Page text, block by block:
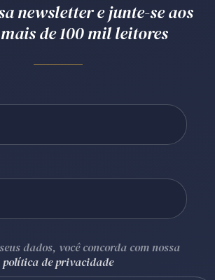
newsletter e junte-se aos
de 100 mil leitores
dados, você concorda com nossa
política de privacidade